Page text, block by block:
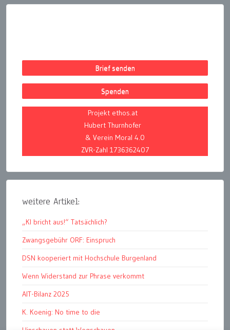
Brief senden
Spenden
Projekt ethos.at
Hubert Thurnhofer
& Verein Moral 4.0
ZVR-Zahl 1736362407
weitere Artikel:
„KI bricht aus!“ Tatsächlich?
Zwangsgebühr ORF: Einspruch
DSN kooperiert mit Hochschule Burgenland
Wenn Widerstand zur Phrase verkommt
AIT-Bilanz 2025
K. Koenig: No time to die